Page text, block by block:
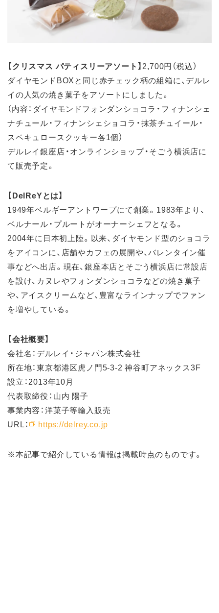
【クリスマス パティスリーアソート】2,700円（税込）
ダイヤモンドBOXと同じ赤チェック柄の組箱に、デルレ
イの人気の焼き菓子をアソートにしました。
（内容：ダイヤモンドフォンダンショコラ・フィナンシェ
ナチュール・フィナンシェショコラ・抹茶チュイール・
スペキュロースクッキー各1個）
デルレイ銀座店・オンラインショップ・そごう横浜店に
て販売予定。
【DelReYとは】
1949年ベルギーアントワープにて創業。1983年より、
ベルナール・プルートがオーナーシェフとなる。
2004年に日本初上陸。以来、ダイヤモンド型のショコラ
をアイコンに、店舗やカフェの展開や、バレンタイン催
事などへ出店。現在、銀座本店とそごう横浜店に常設店
を設け、カヌレやフォンダンショコラなどの焼き菓子
や、アイスクリームなど、豊富なラインナップでファン
を増やしている。
【会社概要】
会社名：デルレイ・ジャパン株式会社
所在地：東京都港区虎ノ門5-3-2 神谷町アネックス3F
設立：2013年10月
代表取締役：山内 陽子
事業内容：洋菓子等輸入販売
URL：
https://delrey.co.jp
※本記事で紹介している情報は掲載時点のものです。